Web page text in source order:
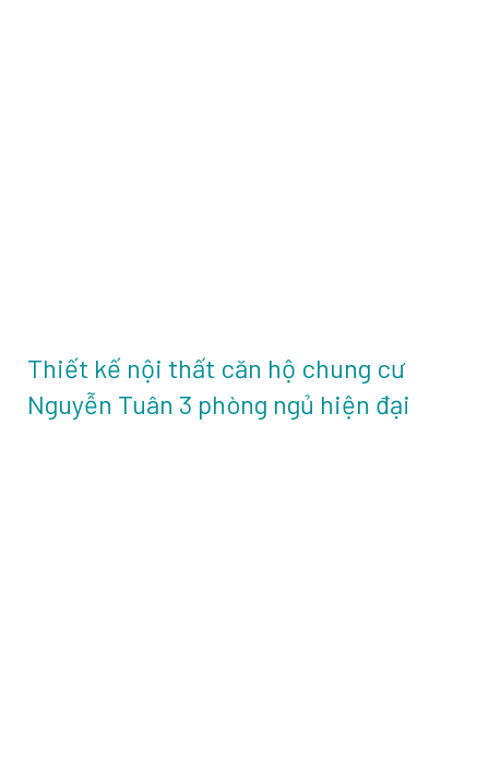
Thiết kế nội thất căn hộ chung cư
Nguyễn Tuân 3 phòng ngủ hiện đại